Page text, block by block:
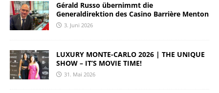
Gérald Russo übernimmt die
Generaldirektion des Casino Barrière Menton
3. Juni 2026
LUXURY MONTE-CARLO 2026 | THE UNIQUE
SHOW – IT’S MOVIE TIME!
31. Mai 2026